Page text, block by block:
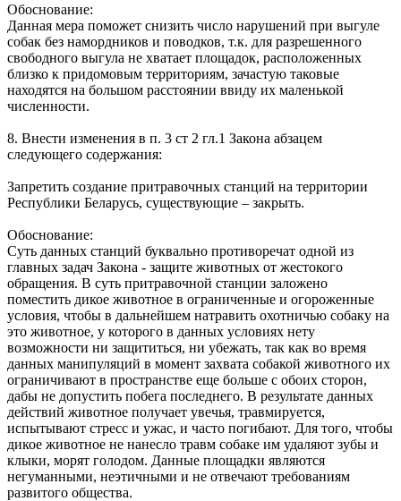
Обоснование:
Данная мера поможет снизить число нарушений при выгуле
собак без намордников и поводков, т.к. для разрешенного
свободного выгула не хватает площадок, расположенных
близко к придомовым территориям, зачастую таковые
находятся на большом расстоянии ввиду их маленькой
численности.
8. Внести изменения в п. 3 ст 2 гл.1 Закона абзацем
следующего содержания:
Запретить создание притравочных станций на территории
Республики Беларусь, существующие – закрыть.
Обоснование:
Суть данных станций буквально противоречат одной из
главных задач Закона - защите животных от жестокого
обращения. В суть притравочной станции заложено
поместить дикое животное в ограниченные и огороженные
условия, чтобы в дальнейшем натравить охотничью собаку на
это животное, у которого в данных условиях нету
возможности ни защититься, ни убежать, так как во время
данных манипуляций в момент захвата собакой животного их
ограничивают в пространстве еще больше с обоих сторон,
дабы не допустить побега последнего. В результате данных
действий животное получает увечья, травмируется,
испытывают стресс и ужас, и часто погибают. Для того, чтобы
дикое животное не нанесло травм собаке им удаляют зубы и
клыки, морят голодом. Данные площадки являются
негуманными, неэтичными и не отвечают требованиям
развитого общества.